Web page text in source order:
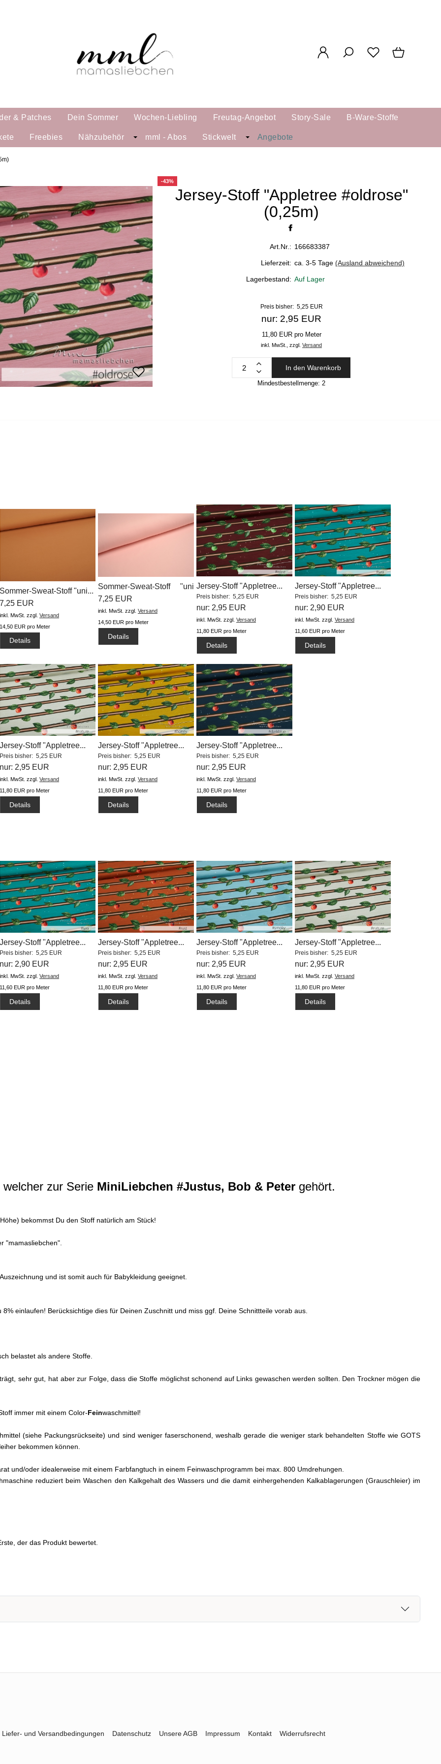
& Patches Dein Sommer Wochen-Liebling Freutag-Angebot Story-Sale B-Ware-Stoffe
Freebies Nähzubehör mml - Abos Stickwelt Angebote
Jersey-Stoff "Appletree #oldrose"
(0,25m)
-43%
Art.Nr.: 166683387
Lieferzeit: ca. 3-5 Tage (Ausland abweichend)
Lagerbestand: Auf Lager
Preis bisher: 5,25 EUR
nur: 2,95 EUR
11,80 EUR pro Meter
inkl. MwSt., zzgl. Versand
In den Warenkorb
Mindestbestellmenge: 2
Sommer-Sweat-Stoff "uni...
7,25 EUR
inkl. MwSt. zzgl. Versand
14,50 EUR pro Meter
Details
Sommer-Sweat-Stoff "uni
#helles...
7,25 EUR
inkl. MwSt. zzgl. Versand
14,50 EUR pro Meter
Details
Jersey-Stoff "Appletree...
Preis bisher: 5,25 EUR
nur: 2,95 EUR
inkl. MwSt. zzgl. Versand
11,80 EUR pro Meter
Details
Jersey-Stoff "Appletree...
Preis bisher: 5,25 EUR
nur: 2,90 EUR
inkl. MwSt. zzgl. Versand
11,60 EUR pro Meter
Details
Jersey-Stoff "Appletree...
Preis bisher: 5,25 EUR
nur: 2,95 EUR
inkl. MwSt. zzgl. Versand
11,80 EUR pro Meter
Details
Jersey-Stoff "Appletree...
Preis bisher: 5,25 EUR
nur: 2,95 EUR
inkl. MwSt. zzgl. Versand
11,80 EUR pro Meter
Details
Jersey-Stoff "Appletree...
Preis bisher: 5,25 EUR
nur: 2,95 EUR
inkl. MwSt. zzgl. Versand
11,80 EUR pro Meter
Details
Jersey-Stoff "Appletree...
Preis bisher: 5,25 EUR
nur: 2,90 EUR
inkl. MwSt. zzgl. Versand
11,60 EUR pro Meter
Details
Jersey-Stoff "Appletree...
Preis bisher: 5,25 EUR
nur: 2,95 EUR
inkl. MwSt. zzgl. Versand
11,80 EUR pro Meter
Details
Jersey-Stoff "Appletree...
Preis bisher: 5,25 EUR
nur: 2,95 EUR
inkl. MwSt. zzgl. Versand
11,80 EUR pro Meter
Details
Jersey-Stoff "Appletree...
Preis bisher: 5,25 EUR
nur: 2,95 EUR
inkl. MwSt. zzgl. Versand
11,80 EUR pro Meter
Details
zur Serie MiniLiebchen #Justus, Bob & Peter gehört.
bekommst Du den Stoff natürlich am Stück!
"mamasliebchen".
und ist somit auch für Babykleidung geeignet.
einlaufen! Berücksichtige dies für Deinen Zuschnitt und miss ggf. Deine Schnittteile vorab aus.
belastet als andere Stoffe.
sehr gut, hat aber zur Folge, dass die Stoffe möglichst schonend auf Links gewaschen werden sollten. Den Trockner mögen die
immer mit einem Color-Feinwaschmittel!
(siehe Packungsrückseite) und sind weniger faserschonend, weshalb gerade die weniger stark behandelten Stoffe wie GOTS
bekommen können.
und/oder idealerweise mit einem Farbfangtuch in einem Feinwaschprogramm bei max. 800 Umdrehungen.
reduziert beim Waschen den Kalkgehalt des Wassers und die damit einhergehenden Kalkablagerungen (Grauschleier) im
der das Produkt bewertet.
Liefer- und Versandbedingungen Datenschutz Unsere AGB Impressum Kontakt Widerrufsrecht